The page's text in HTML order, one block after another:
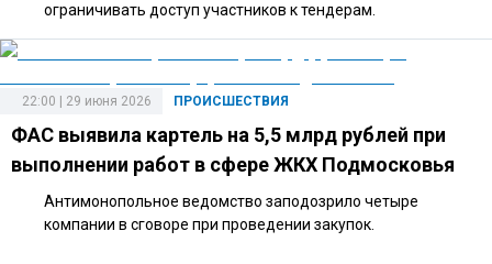
ограничивать доступ участников к тендерам.
ПРОИСШЕСТВИЯ
22:00 | 29 июня 2026
ФАС выявила картель на 5,5 млрд рублей при
выполнении работ в сфере ЖКХ Подмосковья
Антимонопольное ведомство заподозрило четыре
компании в сговоре при проведении закупок.